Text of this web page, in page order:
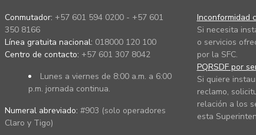
Conmutador: +57 601 594 0200 - +57 601
350 8166
Línea gratuita nacional: 018000 120 100
Centro de contacto: +57 601 307 8042
Lunes a viernes de 8:00 a.m. a 6:00
p.m. jornada continua.
Numeral abreviado: #903 (solo operadores
Claro y Tigo)
Inconformidad
Si necesita
o servicios
por la SFC.
PQRSDF por
Si quiere
reclamo,
relación a los
esta